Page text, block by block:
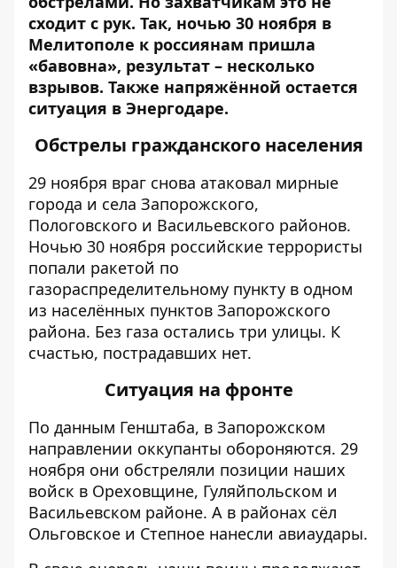
сходит с рук. Так, ночью 30 ноября в
Мелитополе к россиянам пришла
«бавовна», результат – несколько
взрывов. Также напряжённой остается
ситуация в Энергодаре.
Обстрелы гражданского населения
29 ноября враг снова атаковал мирные
города и села Запорожского,
Пологовского и Васильевского районов.
Ночью 30 ноября российские террористы
попали ракетой по
газораспределительному пункту в одном
из населённых пунктов Запорожского
района. Без газа остались три улицы. К
счастью, пострадавших нет.
Ситуация на фронте
По данным Генштаба, в Запорожском
направлении оккупанты обороняются. 29
ноября они обстреляли позиции наших
войск в Ореховщине, Гуляйпольском и
Васильевском районе. А в районах сёл
Ольговское и Степное нанесли авиаудары.